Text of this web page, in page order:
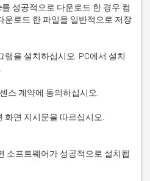
성공적으로 다운로드 한 경우 컴
운로드 한 파일을 일반적으로 저장